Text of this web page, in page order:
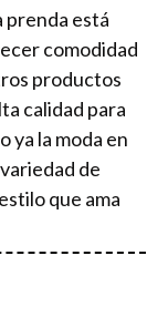
prenda está
comodidad
productos
calidad para
ya la moda en
de
que ama